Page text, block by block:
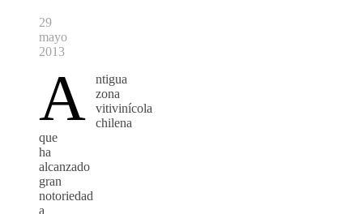
29
mayo
2013
A
ntigua
zona
vitivinícola
chilena
que
ha
alcanzado
gran
notoriedad
a